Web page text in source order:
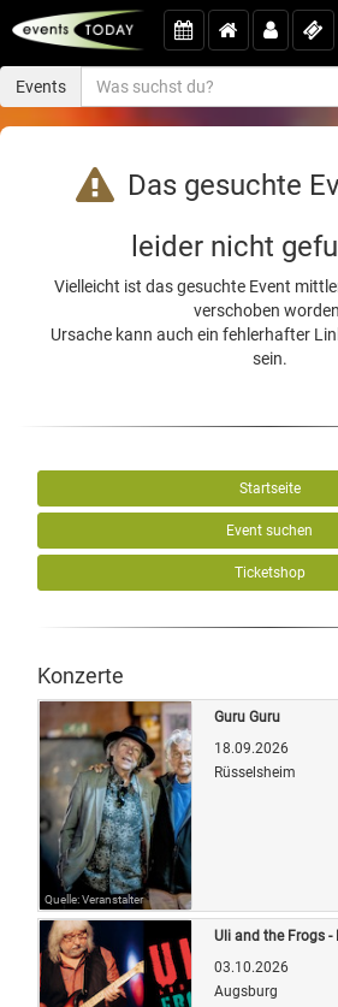
Events
Das gesuchte
leider nicht
Vielleicht ist das gesuchte Event
verschoben
Ursache kann auch ein fehlerhafter
sein.
Startseite
Event suchen
Ticketshop
Konzerte
Quelle: Veranstalter
Guru Guru
18.09.2026
Rüsselsheim
Uli and the Frogs -
03.10.2026
Augsburg